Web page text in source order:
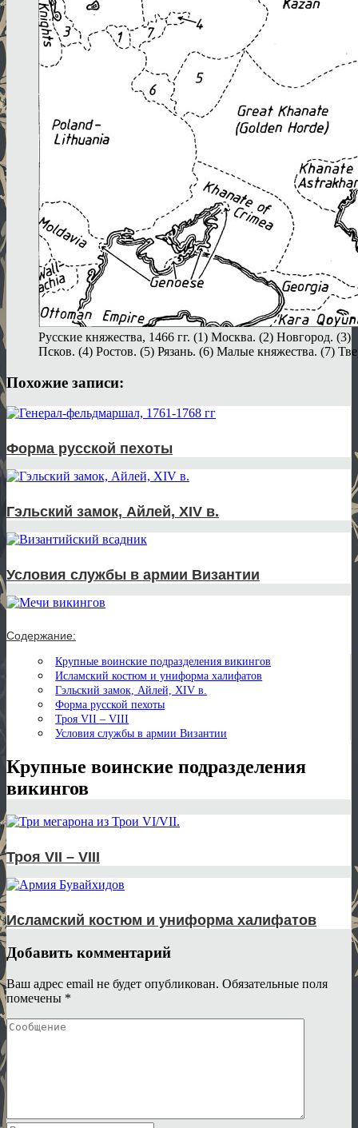
Русские княжества, 1466 гг. (1) Москва. (2) Новгород. (3)
Псков. (4) Ростов. (5) Рязань. (6) Малые княжества. (7)
Похожие записи:
Форма русской пехоты
Гэльский замок, Айлей, XIV в.
Условия службы в армии Византии
Содержание:
Крупные воинские подразделения викингов
Исламский костюм и униформа халифатов
Гэльский замок, Айлей, XIV в.
Форма русской пехоты
Троя VII – VIII
Условия службы в армии Византии
Крупные воинские подразделения
викингов
Троя VII – VIII
Исламский костюм и униформа халифатов
Добавить комментарий
Ваш адрес email не будет опубликован. Обязательные поля
помечены *